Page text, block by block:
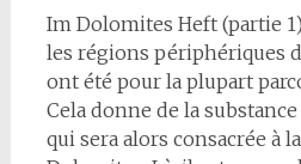
Im Dolomites Heft (partie
les régions périphériques
ont été pour la plupart
Cela donne de la
qui sera alors consacrée à